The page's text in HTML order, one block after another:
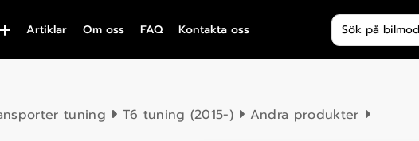
Artiklar Om oss FAQ Kontakta oss
Produktsökning
tuning T6 tuning (2015-) Andra produkter